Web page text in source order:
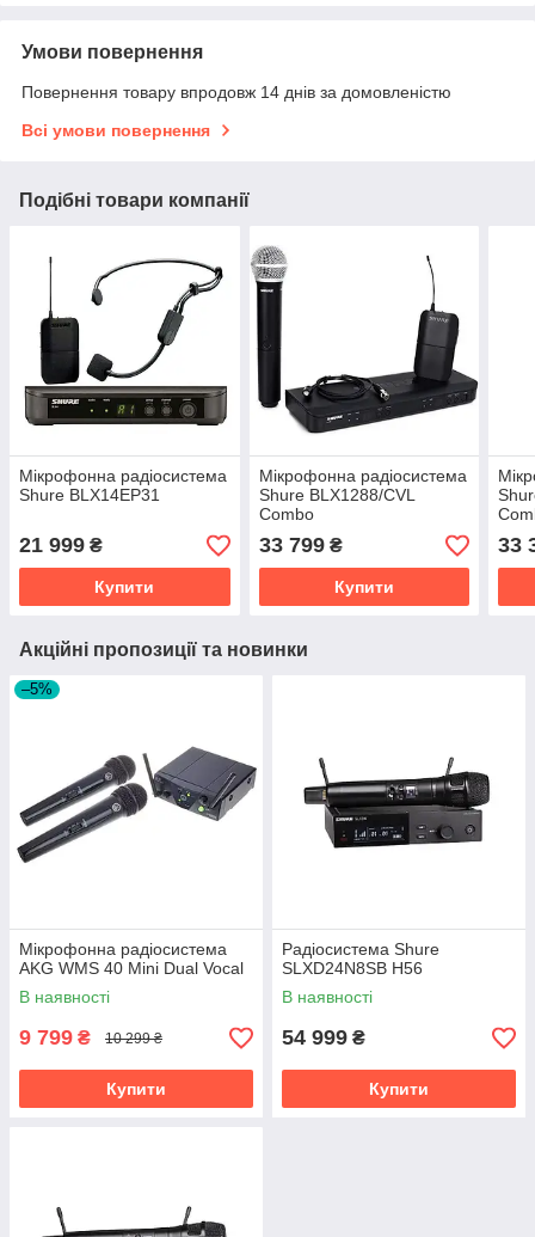
Умови повернення
Повернення товару впродовж 14 днів за домовленістю
Всі умови повернення
Подібні товари компанії
Мікрофонна радіосистема
Shure BLX14EP31
21 999 ₴
Купити
Мікрофонна радіосистема
Shure BLX1288/CVL
Combo
33 799₴
Купити
33
Акційні пропозиції та новинки
–5%
Мікрофонна радіосистема
AKG WMS 40 Mini Dual Vocal
В наявності
9 799 ₴ 10 299 ₴
Купити
Радіосистема Shure
SLXD24N8SB H56
В наявності
54 999 ₴
Купити